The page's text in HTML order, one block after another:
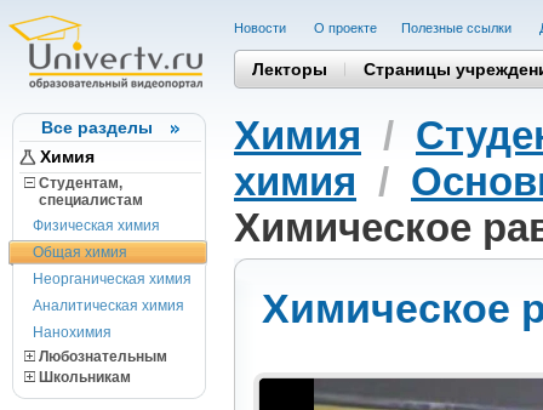
Все разделы
Химия
Студентам,
cпециалистам
Физическая химия
Общая химия
Неорганическая химия
Аналитическая химия
Нанохимия
Любознательным
Школьникам
Новости О проекте Полезные cсылки
Лекторы Страницы
Химия /
химия /
Химическое
Химическое